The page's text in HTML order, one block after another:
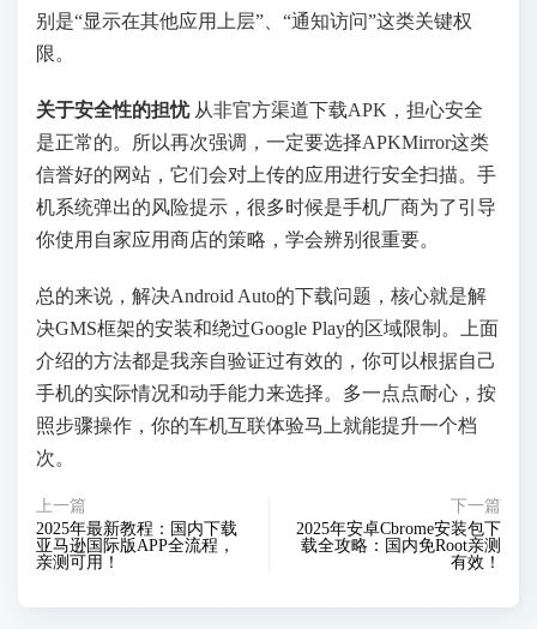
别是“显示在其他应用上层”、“通知访问”这类关键权
限。
关于安全性的担忧​ 从非官方渠道下载APK，担心安全
是正常的。所以再次强调，一定要选择APKMirror这类
信誉好的网站，它们会对上传的应用进行安全扫描。手
机系统弹出的风险提示，很多时候是手机厂商为了引导
你使用自家应用商店的策略，学会辨别很重要。
总的来说，解决Android Auto的下载问题，核心就是解
决GMS框架的安装和绕过Google Play的区域限制。上面
介绍的方法都是我亲自验证过有效的，你可以根据自己
手机的实际情况和动手能力来选择。多一点点耐心，按
照步骤操作，你的车机互联体验马上就能提升一个档
次。
上一篇
2025年最新教程：国内下载
亚马逊国际版APP全流程，
亲测可用！
下一篇
2025年安卓Cbrome安装包下
载全攻略：国内免Root亲测
有效！